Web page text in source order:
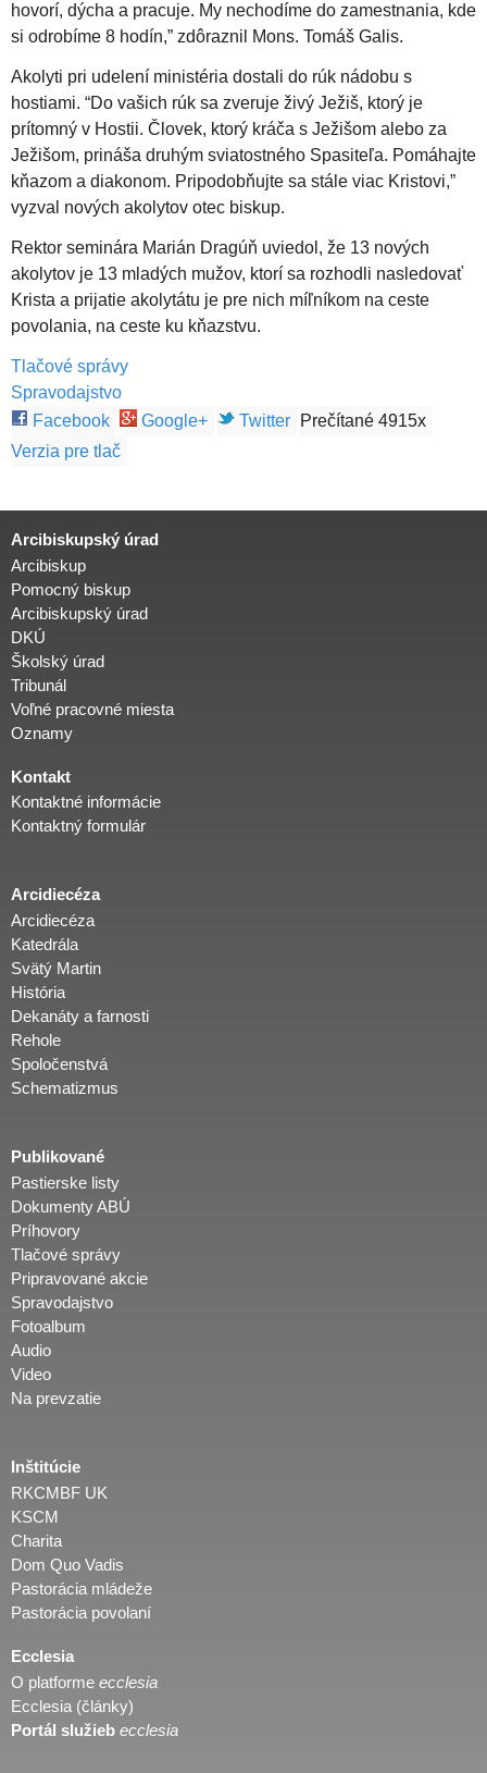
hovorí, dýcha a pracuje. My nechodíme do zamestnania, kde
si odrobíme 8 hodín,” zdôraznil Mons. Tomáš Galis.
Akolyti pri udelení ministéria dostali do rúk nádobu s
hostiami. “Do vašich rúk sa zveruje živý Ježiš, ktorý je
prítomný v Hostii. Človek, ktorý kráča s Ježišom alebo za
Ježišom, prináša druhým sviatostného Spasiteľa. Pomáhajte
kňazom a diakonom. Pripodobňujte sa stále viac Kristovi,”
vyzval nových akolytov otec biskup.
Rektor seminára Marián Dragúň uviedol, že 13 nových
akolytov je 13 mladých mužov, ktorí sa rozhodli nasledovať
Krista a prijatie akolytátu je pre nich míľníkom na ceste
povolania, na ceste ku kňazstvu.
Tlačové správy
Spravodajstvo
Facebook
Google+ Twitter
Prečítané 4915x
Verzia pre tlač
Arcibiskupský úrad
Arcibiskup
Pomocný biskup
Arcibiskupský úrad
DKÚ
Školský úrad
Tribunál
Voľné pracovné miesta
Oznamy
Kontakt
Kontaktné informácie
Kontaktný formulár
Arcidiecéza
Arcidiecéza
Katedrála
Svätý Martin
História
Dekanáty a farnosti
Rehole
Spoločenstvá
Schematizmus
Publikované
Pastierske listy
Dokumenty ABÚ
Príhovory
Tlačové správy
Pripravované akcie
Spravodajstvo
Fotoalbum
Audio
Video
Na prevzatie
Inštitúcie
RKCMBF UK
KSCM
Charita
Dom Quo Vadis
Pastorácia mládeže
Pastorácia povolaní
Ecclesia
O platforme ecclesia
Ecclesia (články)
Portál služieb ecclesia